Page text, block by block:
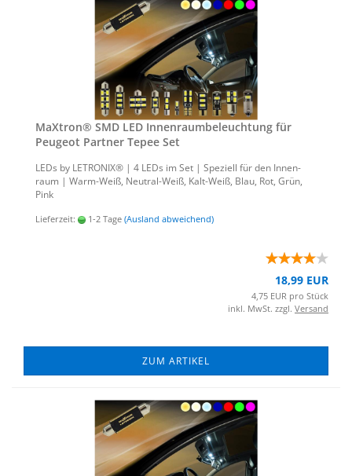
MaX­tron® SMD LED In­nen­raum­be­leuch­tung für
Peu­geot Part­ner Tepee Set
LEDs by LE­TRO­NIX® | 4 LEDs im Set | Spe­zi­ell für den In­nen­
raum | Warm-​Weiß, Neutral-​Weiß, Kalt-​Weiß, Blau, Rot, Grün,
Pink
Lieferzeit: 1-2 Tage (Ausland abweichend)
18,99 EUR
4,75 EUR pro Stück
inkl. MwSt. zzgl. Versand
ZUM ARTIKEL